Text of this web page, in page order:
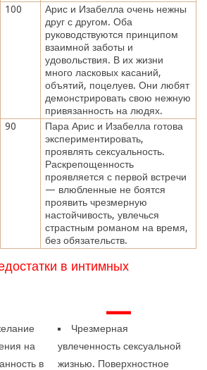
100
Арис и Изабелла очень нежны
друг с другом. Оба
руководствуются принципом
взаимной заботы и
удовольствия. В их жизни
много ласковых касаний,
объятий, поцелуев. Они любят
демонстрировать свою нежную
привязанность на людях.
90
Пара Арис и Изабелла готова
экспериментировать,
проявлять сексуальность.
Раскрепощенность
проявляется с первой встречи
— влюбленные не боятся
проявить чрезмерную
настойчивость, увлечься
страстным романом на время,
без обязательств.
в интимных
на
в
—
Чрезмерная
увлеченность сексуальной
жизнью. Поверхностное